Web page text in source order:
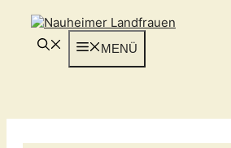
Inhalt
springen
MENÜ